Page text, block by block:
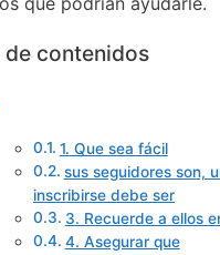
de contenidos
1. Que sea fácil
sus seguidores son,
inscribirse debe ser
3. Recuerde a ellos
4. Asegurar que